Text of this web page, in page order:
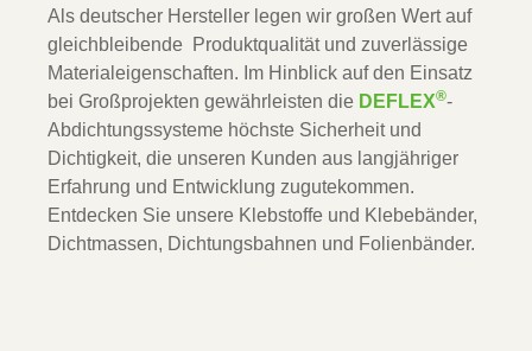
Als deutscher Hersteller legen wir großen Wert auf
gleichbleibende  Produktqualität und zuverlässige
Materialeigenschaften. Im Hinblick auf den Einsatz
bei Großprojekten gewährleisten die DEFLEX®-
Abdichtungssysteme höchste Sicherheit und
Dichtigkeit, die unseren Kunden aus langjähriger
Erfahrung und Entwicklung zugutekommen.
Entdecken Sie unsere Klebstoffe und Klebebänder,
Dichtmassen, Dichtungsbahnen und Folienbänder.